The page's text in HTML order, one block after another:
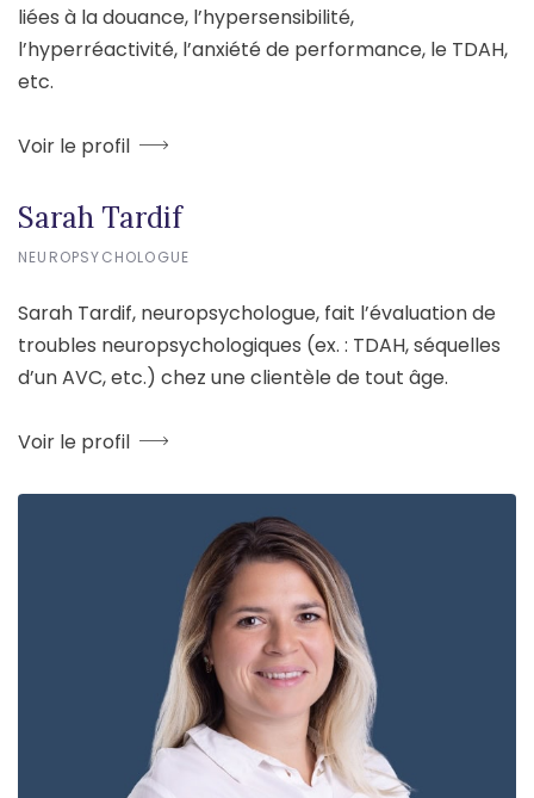
liées à la douance, l’hypersensibilité,
l’hyperréactivité, l’anxiété de performance, le TDAH,
etc.
Voir le profil
Sarah Tardif
NEUROPSYCHOLOGUE
Sarah Tardif, neuropsychologue, fait l’évaluation de
troubles neuropsychologiques (ex. : TDAH, séquelles
d’un AVC, etc.) chez une clientèle de tout âge.
Voir le profil